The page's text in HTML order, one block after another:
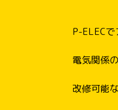
P-ELEC
電気関係
改修可能